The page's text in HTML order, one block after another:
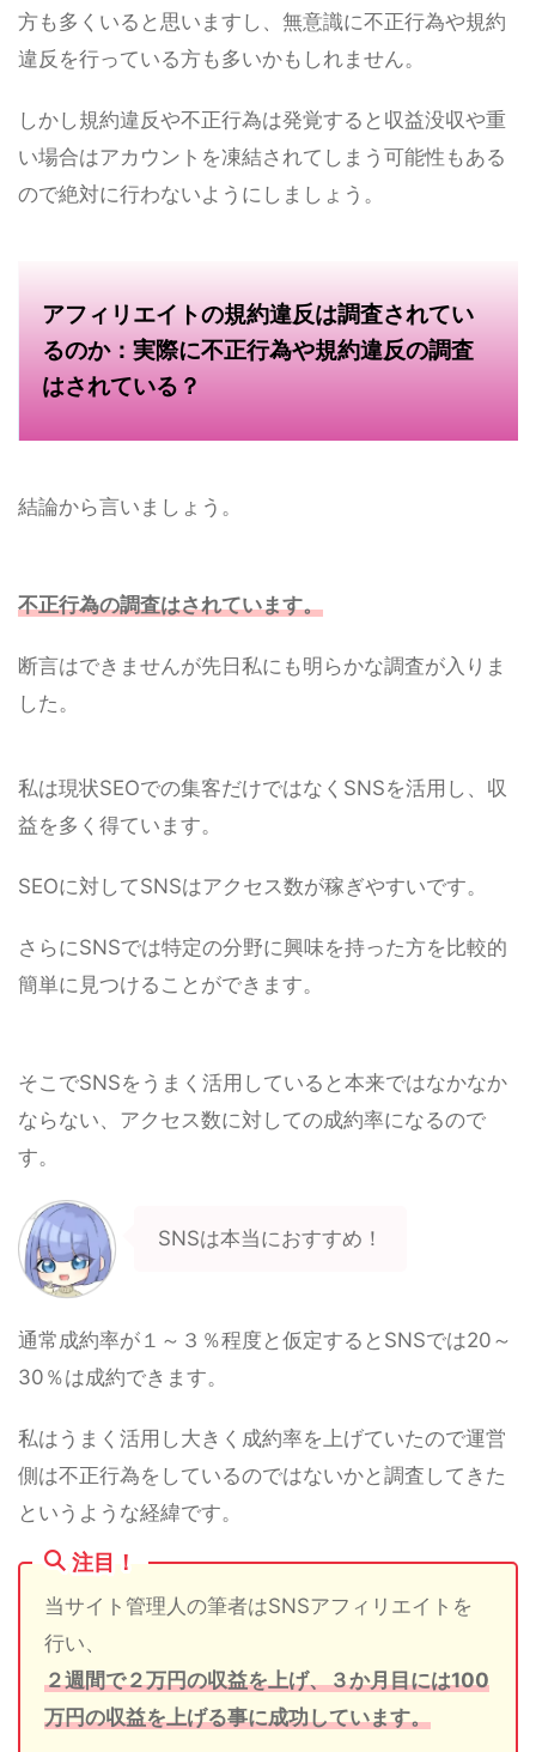
方も多くいると思いますし、無意識に不正行為や規約
違反を行っている方も多いかもしれません。
しかし規約違反や不正行為は発覚すると収益没収や重
い場合はアカウントを凍結されてしまう可能性もある
ので絶対に行わないようにしましょう。
アフィリエイトの規約違反は調査されてい
るのか：実際に不正行為や規約違反の調査
はされている？
結論から言いましょう。
不正行為の調査はされています。
断言はできませんが先日私にも明らかな調査が入りま
した。
私は現状SEOでの集客だけではなくSNSを活用し、収
益を多く得ています。
SEOに対してSNSはアクセス数が稼ぎやすいです。
さらにSNSでは特定の分野に興味を持った方を比較的
簡単に見つけることができます。
そこでSNSをうまく活用していると本来ではなかなか
ならない、アクセス数に対しての成約率になるので
す。
SNSは本当におすすめ！
通常成約率が１～３％程度と仮定するとSNSでは20～
30％は成約できます。
私はうまく活用し大きく成約率を上げていたので運営
側は不正行為をしているのではないかと調査してきた
というような経緯です。
注目！
当サイト管理人の筆者はSNSアフィリエイトを
行い、
２週間で２万円の収益を上げ、３か月目には100
万円の収益を上げる事に成功しています。